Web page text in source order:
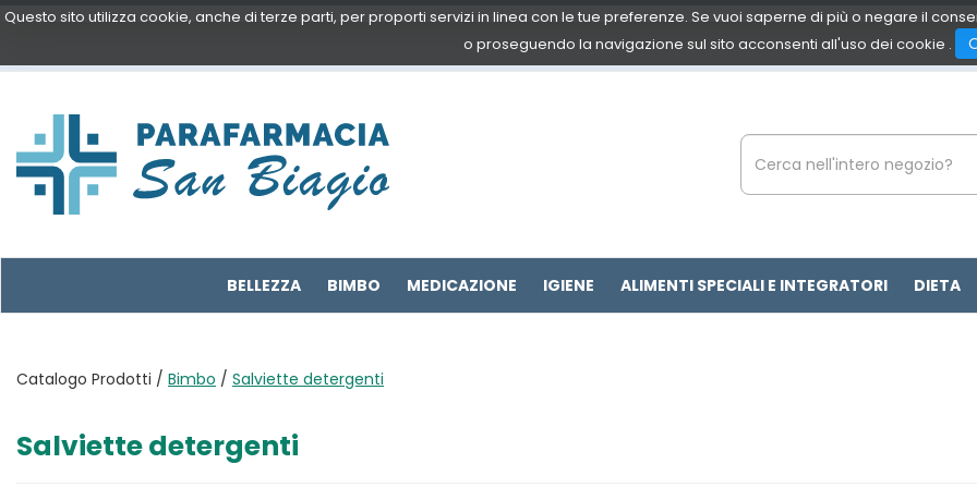
Passa
principale
Questo sito utilizza cookie, anche di terze parti, per proporti servizi in linea con le tue preferenze. Se vuoi saperne di più o negare il
o proseguendo la navigazione sul sito acconsenti all'uso dei cookie .
San
Biagio
Cerca
Prodotto
BELLEZZA BIMBO MEDICAZIONE IGIENE ALIMENTI SPECIALI E INTEGRATORI DIETA
Catalogo Prodotti / Bimbo / Salviette detergenti
Salviette detergenti